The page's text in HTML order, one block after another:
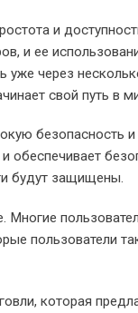
и
и ее
уже через
свой путь в
безопасность
будут защищены.
пользователи
которая